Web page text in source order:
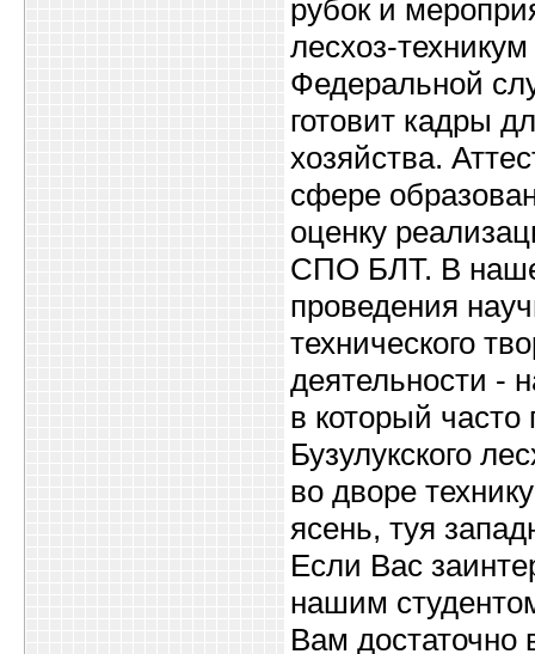
рубок и
лесхоз-
Федеральной
готовит кадры
хозяйства.
сфере
оценку
СПО БЛТ. В
проведения
технического
деятельности -
в который часто
Бузулукского
во дворе
ясень, туя
Если Вас
нашим
Вам достаточно